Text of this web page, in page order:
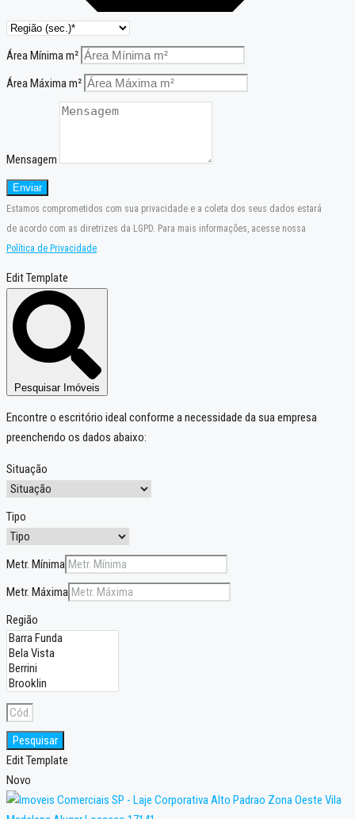
Área Mínima m²
Área Máxima m²
Mensagem
Enviar
Estamos comprometidos com sua privacidade e a coleta dos seus dados estará
de acordo com as diretrizes da LGPD. Para mais informações, acesse nossa
Política de Privacidade.
Edit Template
Pesquisar Imóveis
Encontre o escritório ideal conforme a necessidade da sua empresa
preenchendo os dados abaixo:
Situação
Tipo
Metr. Mínima
Metr. Máxima
Região
Pesquisar
Edit Template
Novo